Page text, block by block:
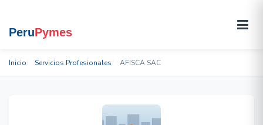
Inicio Servicios Profesionales AFISCA SAC